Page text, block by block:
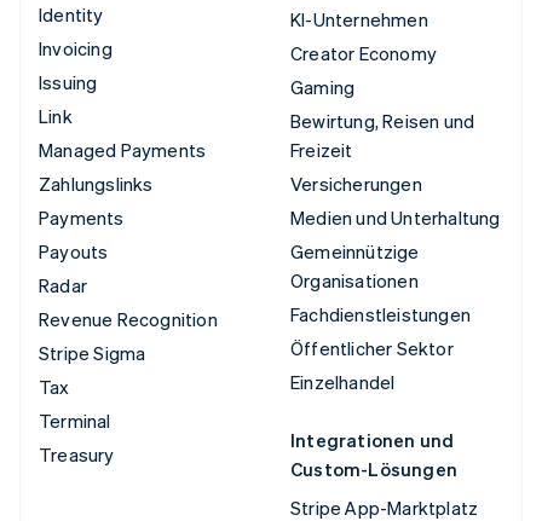
Identity
Invoicing
Issuing
Link
Managed Payments
Zahlungslinks
Payments
Payouts
Radar
Revenue Recognition
Stripe Sigma
Tax
Terminal
Treasury
KI-Unternehmen
Creator Economy
Gaming
Bewirtung, Reisen und
Freizeit
Versicherungen
Medien und Unterhaltung
Gemeinnützige
Organisationen
Fachdienstleistungen
Öffentlicher Sektor
Einzelhandel
Integrationen und
Custom-Lösungen
Stripe App-Marktplatz